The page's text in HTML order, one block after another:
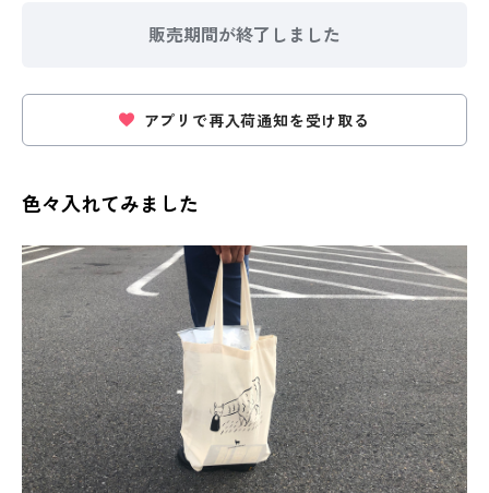
販売期間が終了しました
アプリで再入荷通知を受け取る
色々入れてみました